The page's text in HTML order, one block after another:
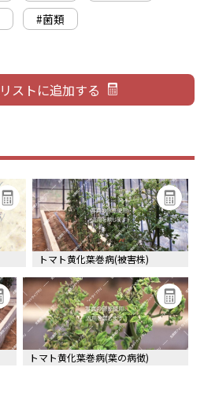
#菌類
トマト黄化葉巻病(被害株)
トマト黄化葉巻病(葉の病徴)